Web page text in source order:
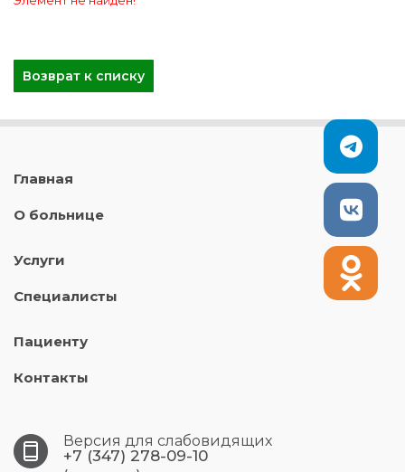
Возврат к списку
Главная
О больнице
Услуги
Специалисты
Пациенту
Контакты
Версия для слабовидящих
+7 (347) 278-09-10